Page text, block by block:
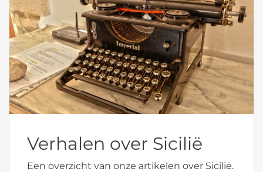
Verhalen over Sicilië
Een overzicht van onze artikelen over Sicilië.